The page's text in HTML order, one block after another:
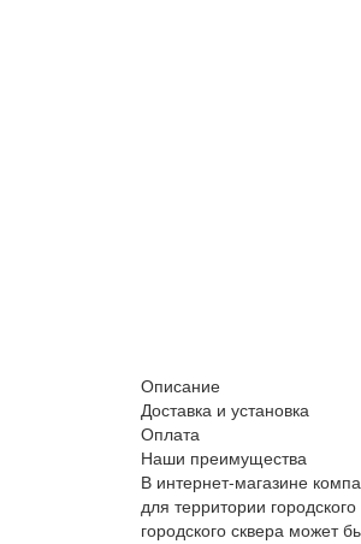
Описание
Доставка и установка
Оплата
Наши преимущества
В интернет-магазине
для территории
городского сквера может